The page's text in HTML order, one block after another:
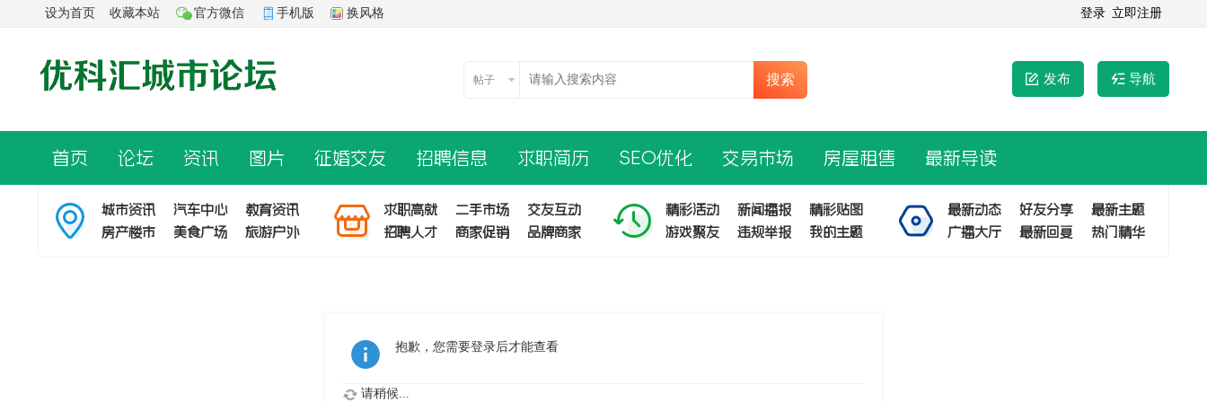
设为首页 收藏本站 官方微信 手机版 换风格 登录 立即注册
导航
发布
帖子 搜索
首页 论坛 资讯 图片 征婚交友 招聘信息 求职简历 SEO优化 交易市场 房屋租售 最新导读
城市资讯 汽车中心
教育资讯
房产楼市
美食广场 旅游户外
求职高就 二手市场
交友互动
招聘人才
商家促销 品牌商家
精彩活动 新闻播报
精彩贴图
游戏聚友
违规举报 我的主题
最新动态 好友分享
最新主题
广播大厅
最新回复 热门精华
抱歉，您需要登录后才能查看
请稍候...